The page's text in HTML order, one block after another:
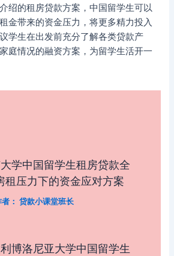
绍的租房贷款方案，中国留学生可以
金带来的资金压力，将更多精力投入
学生在出发前充分了解各类贷款产
庭情况的融资方案，为留学生活开一
学中国留学生租房贷款全
租压力下的资金应对方案
： 贷款小课堂班长
博洛尼亚大学中国留学生